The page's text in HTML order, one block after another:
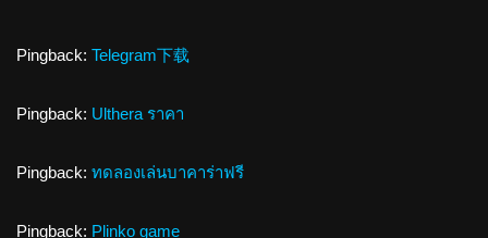
Pingback: Telegram下载
Pingback: Ulthera ราคา
Pingback: ทดลองเล่นบาคาร่าฟรี
Pingback: Plinko game